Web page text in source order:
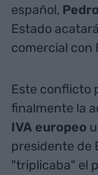
español,
Estado
comercial con
Este conflicto
finalmente la
IVA europeo
presidente de
"triplicaba" el